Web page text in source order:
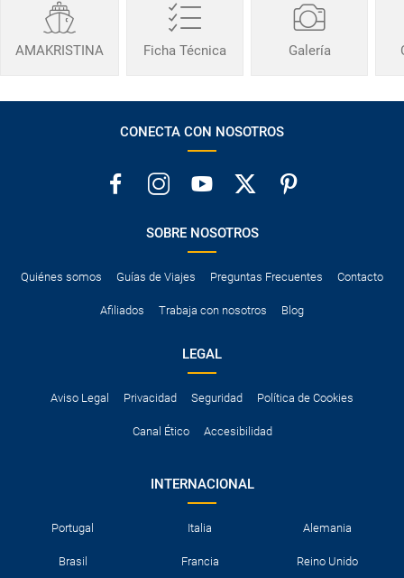
AMAKRISTINA Ficha Técnica Galería
CONECTA CON NOSOTROS
SOBRE NOSOTROS
Quiénes somos Guías de Viajes Preguntas Frecuentes Contacto
Afiliados Trabaja con nosotros Blog
LEGAL
Aviso Legal Privacidad Seguridad Política de Cookies
Canal Ético Accesibilidad
INTERNACIONAL
Portugal Italia Alemania
Brasil Francia Reino Unido